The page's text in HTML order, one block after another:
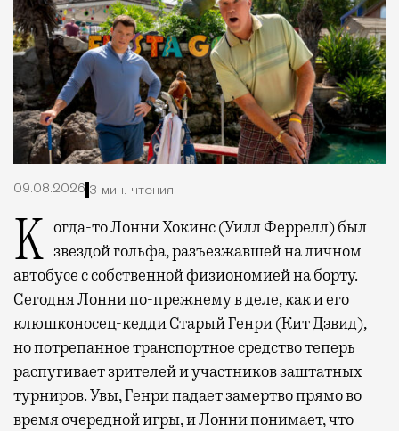
09.08.2026 3 мин. чтения
Когда-то Лонни Хокинс (Уилл Феррелл) был звездой гольфа, разъезжавшей на личном
автобусе с собственной физиономией на борту.
Сегодня Лонни по-прежнему в деле, как и его
клюшконосец-кедди Старый Генри (Кит Дэвид),
но потрепанное транспортное средство теперь
распугивает зрителей и участников заштатных
турниров. Увы, Генри падает замертво прямо во
время очередной игры, и Лонни понимает, что